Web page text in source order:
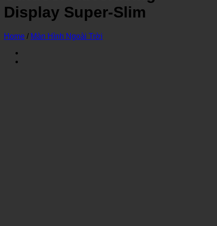
Display Super-Slim
Home / Màn Hình Ngoài Trời